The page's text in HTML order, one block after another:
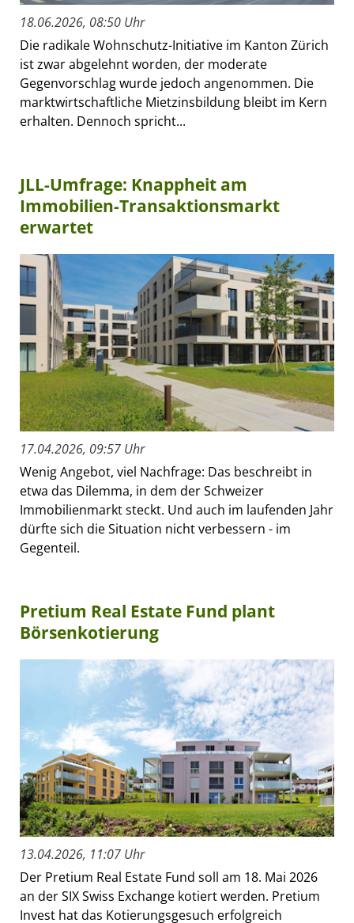
18.06.2026, 08:50 Uhr
Die radikale Wohnschutz-Initiative im Kanton Zürich
ist zwar abgelehnt worden, der moderate
Gegenvorschlag wurde jedoch angenommen. Die
marktwirtschaftliche Mietzinsbildung bleibt im Kern
erhalten. Dennoch spricht...
JLL-Umfrage: Knappheit am
Immobilien-Transaktionsmarkt
erwartet
17.04.2026, 09:57 Uhr
Wenig Angebot, viel Nachfrage: Das beschreibt in
etwa das Dilemma, in dem der Schweizer
Immobilienmarkt steckt. Und auch im laufenden Jahr
dürfte sich die Situation nicht verbessern - im
Gegenteil.
Pretium Real Estate Fund plant
Börsenkotierung
13.04.2026, 11:07 Uhr
Der Pretium Real Estate Fund soll am 18. Mai 2026
an der SIX Swiss Exchange kotiert werden. Pretium
Invest hat das Kotierungsgesuch erfolgreich